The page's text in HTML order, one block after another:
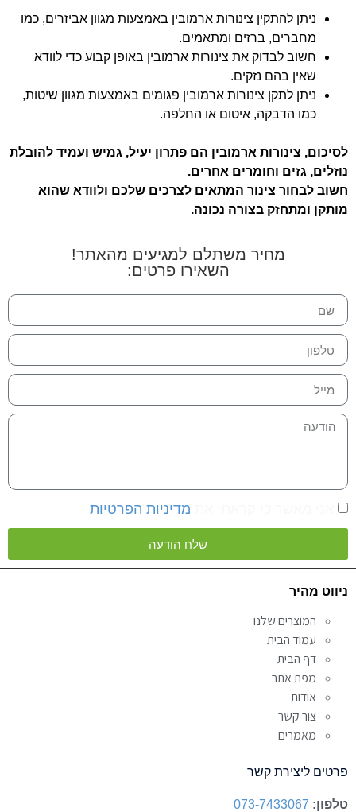
ניתן להתקין צינורות ארמובין באמצעות מגוון אביזרים, כמו
מחברים, ברזים ומתאמים.
חשוב לבדוק את צינורות ארמובין באופן קבוע כדי לוודא
שאין בהם נזקים.
ניתן לתקן צינורות ארמובין פגומים באמצעות מגוון שיטות,
כמו הדבקה, איטום או החלפה.
לסיכום, צינורות ארמובין הם פתרון יעיל, גמיש ועמיד להובלת
נוזלים, גזים וחומרים אחרים.
חשוב לבחור צינור המתאים לצרכים שלכם ולוודא שהוא
מותקן ומתחזק בצורה נכונה.
מחיר משתלם למגיעים מהאתר!
השאירו פרטים:
מדיניות הפרטיות
שלח הודעה
Alternative:
ניווט מהיר
המוצרים שלנו
עמוד הבית
דף הבית
מפת אתר
אודות
צור קשר
מאמרים
פרטים ליצירת קשר
טלפון: 073-7433067